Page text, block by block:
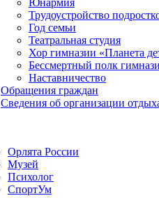
Юнармия
Трудоустройство
Год семьи
Театральная студия
Хор гимназии «Планета
Бессмертный полк
Наставничество
Обращения граждан
Сведения об организации
Орлята России
Музей
Психолог
СпортУм